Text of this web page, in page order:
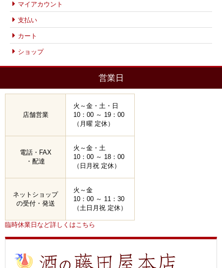
マイアカウント
支払い
カート
ショップ
営業日
店舗営業
火～金・土・日
10：00 ～ 19：00
（月曜 定休）
電話・FAX
・配達
火～金・土
10：00 ～ 18：00
（日月祝 定休）
ネットショップ
の受付・発送
火～金
10：00 ～ 11：30
（土日月祝 定休）
臨時休業日など詳しくはこちら